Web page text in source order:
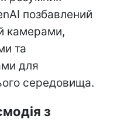
позбавлений
камерами,
та
для
середовища.
з